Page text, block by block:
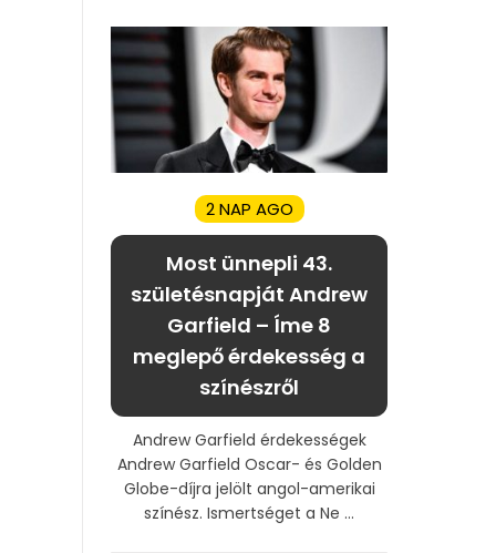
2 NAP AGO
Most ünnepli 43.
születésnapját Andrew
Garfield – Íme 8
meglepő érdekesség a
színészről
Andrew Garfield érdekességek
Andrew Garfield Oscar- és Golden
Globe-díjra jelölt angol-amerikai
színész. Ismertséget a Ne ...